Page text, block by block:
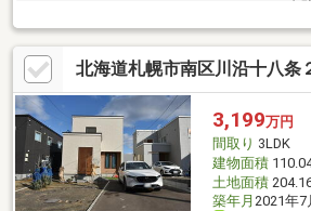
で陽当たりを確保した約34.5帖の大空間
も楽しめる3階のテラススペース○独立性の
住宅やアトリエ併用にも対応○スーパーやド
学校が徒歩圏内の利便性
北海道札幌市南区川沿十八条
3,199万円
間取り 3LDK
建物面積
土地面積
築年月 2021年7